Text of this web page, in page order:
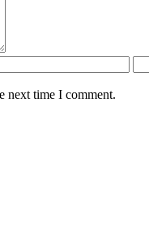
next time I comment.